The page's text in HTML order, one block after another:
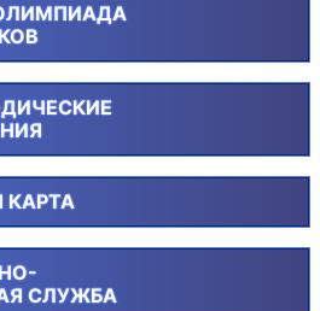
СЛУЖБА